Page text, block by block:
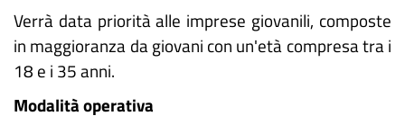
Verrà data priorità alle imprese giovanili, composte
in maggioranza da giovani con un'età compresa tra i
18 e i 35 anni.
Modalità operativa